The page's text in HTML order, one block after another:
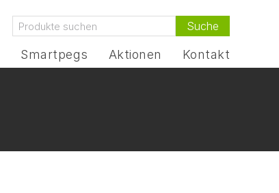
Suche
Smartpegs Aktionen Kontakt